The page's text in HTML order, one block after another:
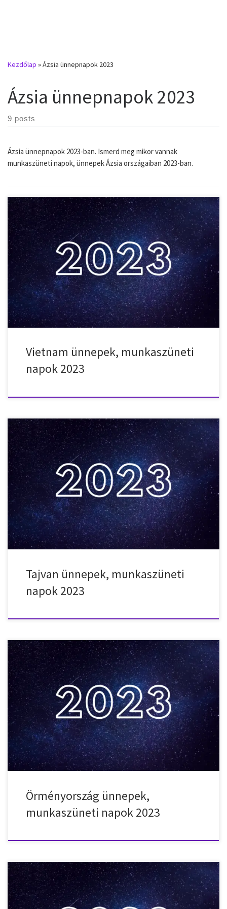
Kezdőlap »Ázsia ünnepnapok 2023
Ázsia ünnepnapok 2023
9 posts
Ázsia ünnepnapok 2023-ban. Ismerd meg mikor vannak
munkaszüneti napok, ünnepek Ázsia országaiban 2023-ban.
Nemzeti ünnepek, munkaszüneti napok, ünnepnapok Vietnamban
2023-ben. 2023. január 1. – vasárnap – Újév 2023. január 2. – hétfő –
Újév pihenőnap 2023. január 21. – szombat – Vietnámi holdújév
2023. január 22. – vasárnap – Vietnámi holdújév 2023. január 23. –
hétfő – Vietnámi holdújév 2023. január 24. – […]
Vietnam ünnepek, munkaszüneti
napok 2023
Nemzeti ünnepek, munkaszüneti napok, ünnepnapok Tajvanban
2023-ben. 2023. január 1. – vasárnap – Újév, Köztársaság napja
2023. január 2. – hétfő – Köztársaság napja pihenőnap 2023. január
20. – péntek – Holdújév 2023. január 21. – szombat – Holdújév
2023. január 22. – vasárnap – Holdújév 2023. január 23. – […]
Tajvan ünnepek, munkaszüneti
napok 2023
Nemzeti ünnepek, munkaszüneti napok, ünnepnapok
Örményországban (Armenia) 2023-ben. 2023. január 1. – vasárnap
– Újév 2023. január 2. – hétfő – Újév 2023. január 3. – kedd – Újév
2023. január 4. – szerda – Újév 2023. január 6. – péntek – Karácsony
2023. január 7. – szombat – Karácsony […]
Örményország ünnepek,
munkaszüneti napok 2023
Nemzeti ünnepek, munkaszüneti napok, ünnepnapok